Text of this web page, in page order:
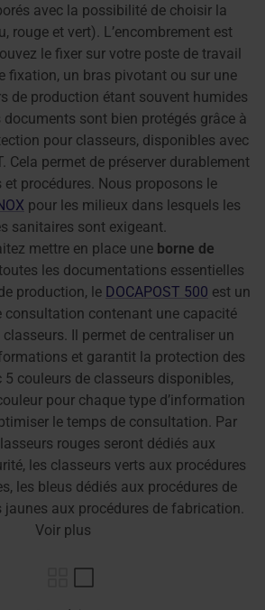
avec la possibilité de choisir la
rouge et vert). L’encombrement est
le fixer sur votre poste de travail
fixation, un bras pivotant ou sur une
de production étant souvent humides
documents sont bien protégés grâce à
pour classeurs, disponibles avec
Cela permet de préserver durablement
procédures. Nous proposons le
pour les milieux dans lesquels les
sanitaires sont exigeant.
mettre en place une borne de
les documentations essentielles
production, le DOCAPOST 500 est un
consultation contenant une capacité
Il permet de centraliser un
et garantit la protection des
5 couleurs de classeurs disponibles,
pour chaque type d’information
le temps de consultation. Par
rouges seront dédiés aux
les classeurs verts aux procédures
les bleus dédiés aux procédures de
aux procédures de fabrication.
Voir plus